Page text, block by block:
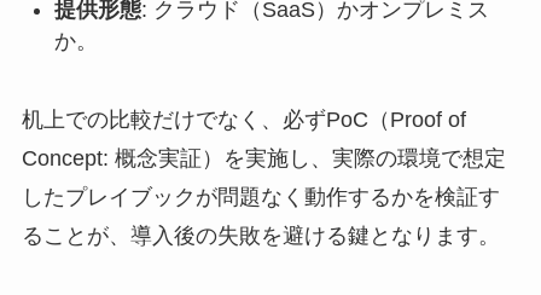
提供形態: クラウド（SaaS）かオンプレミス
か。
机上での比較だけでなく、必ずPoC（Proof of
Concept: 概念実証）を実施し、実際の環境で想定
したプレイブックが問題なく動作するかを検証す
ることが、導入後の失敗を避ける鍵となります。